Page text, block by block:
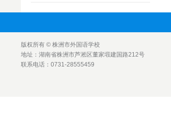
版权所有 © 株洲市外国语学校
地址：湖南省株洲市芦淞区董家塅建国路212号
联系电话：0731-28555459